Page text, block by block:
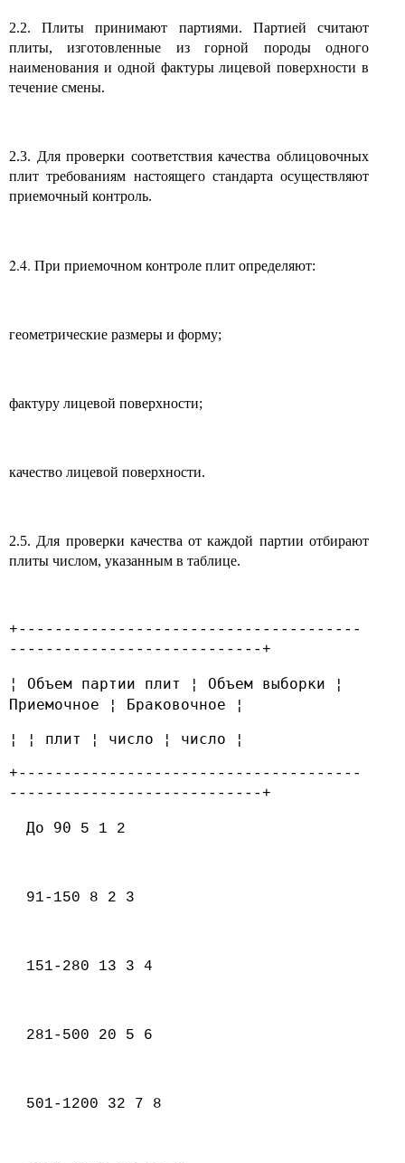
2.2. Плиты принимают партиями. Партией считают
плиты, изготовленные из горной породы одного
наименования и одной фактуры лицевой поверхности в
течение смены.
2.3. Для проверки соответствия качества облицовочных
плит требованиям настоящего стандарта осуществляют
приемочный контроль.
2.4. При приемочном контроле плит определяют:
геометрические размеры и форму;
фактуру лицевой поверхности;
качество лицевой поверхности.
2.5. Для проверки качества от каждой партии отбирают
плиты числом, указанным в таблице.
+--------------------------------------
----------------------------+
¦
Объем партии плит ¦ Объем выборки ¦
Приемочное ¦ Браковочное ¦
¦ ¦ плит ¦ число ¦ число ¦
+--------------------------------------
----------------------------+
До 90 5 1 2
91-150 8 2 3
151-280 13 3 4
281-500 20 5 6
501-1200 32 7 8